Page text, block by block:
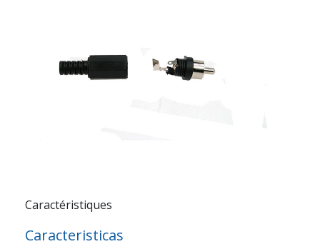
Caractéristiques
Caracteristicas